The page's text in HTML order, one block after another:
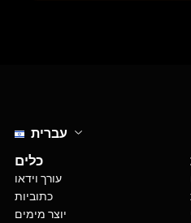
עברית
כלים
עורך וידאו
כתוביות
יוצר מימים